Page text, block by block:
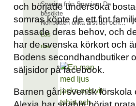
Sverige från Spanien. De
besökte
Norrbotten olika årstider och…
Läs
mer
och började undersöka
somras köpte de ett fint
passade deras behov, och
har de svenska körkort och
Bodens secondhandbutiker
säljsidor på facebook.
Barnen går i svensk förskola